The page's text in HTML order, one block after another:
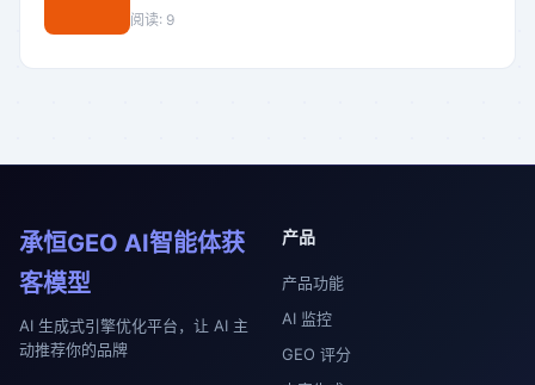
阅读: 9
承恒GEO AI智能体获
客模型
AI 生成式引擎优化平台，让 AI 主
动推荐你的品牌
产品
产品功能
AI 监控
GEO 评分